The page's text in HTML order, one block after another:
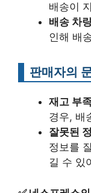
배송이
배송 차
인해 배
판매자의
재고 부
경우, 배
잘못된
정보를
길 수 있